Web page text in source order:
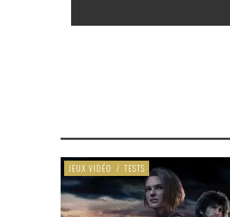
JEUX VIDÉO / TESTS